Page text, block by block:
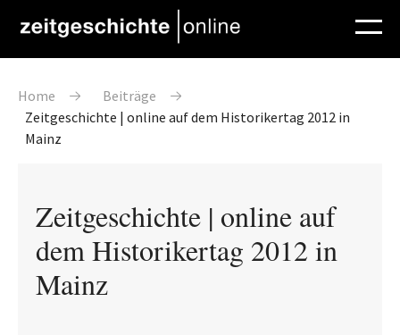
Pfadnavigation
Home
Beiträge
Zeitgeschichte | online auf dem Historikertag 2012 in
Mainz
Zeitgeschichte | online auf
dem Historikertag 2012 in
Mainz